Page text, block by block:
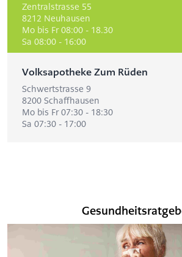
Zentralstrasse 55
8212 Neuhausen
Mo bis Fr 08:00 - 18.30
Sa 08:00 - 16:00
Volksapotheke Zum Rüden
Schwertstrasse 9
8200 Schaffhausen
Mo bis Fr 07:30 - 18:30
Sa 07:30 - 17:00
Sa 08:00 - 16:00